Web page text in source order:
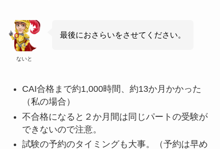
ないと
最後におさらいをさせてください。
CAI合格まで約1,000時間、約13か月かかった
（私の場合）
不合格になると２か月間は同じパートの受験が
できないので注意。
試験の予約のタイミングも大事。（予約は早め